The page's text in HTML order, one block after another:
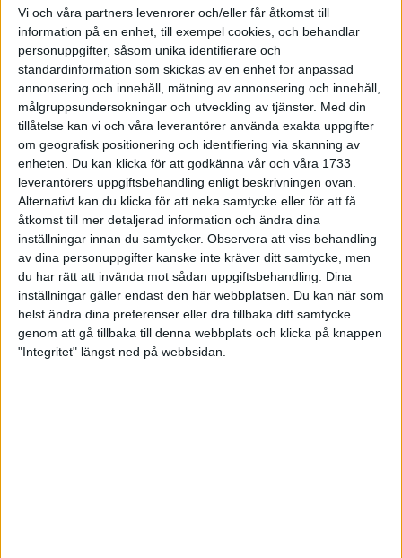
Vi och våra partners levenrorer och/eller får åtkomst till
information på en enhet, till exempel cookies, och behandlar
personuppgifter, såsom unika identifierare och
standardinformation som skickas av en enhet for anpassad
annonsering och innehåll, mätning av annonsering och innehåll,
målgruppsundersokningar och utveckling av tjänster. Med din
tillåtelse kan vi och våra leverantörer använda exakta uppgifter
om geografisk positionering och identifiering via skanning av
enheten. Du kan klicka för att godkänna vår och våra 1733
leverantörers uppgiftsbehandling enligt beskrivningen ovan.
Alternativt kan du klicka för att neka samtycke eller för att få
åtkomst till mer detaljerad information och ändra dina
inställningar innan du samtycker. Observera att viss behandling
av dina personuppgifter kanske inte kräver ditt samtycke, men
du har rätt att invända mot sådan uppgiftsbehandling. Dina
inställningar gäller endast den här webbplatsen. Du kan när som
helst ändra dina preferenser eller dra tillbaka ditt samtycke
genom att gå tillbaka till denna webbplats och klicka på knappen
"Integritet" längst ned på webbsidan.